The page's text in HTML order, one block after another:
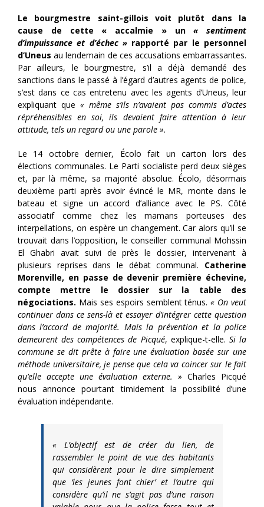
Le bourgmestre saint-gillois voit plutôt dans la
cause de cette « accalmie » un« sentiment
d’impuissance et d’échec »rapporté par le personnel
d’Uneus au lendemain de ces accusations embarrassantes.
Par ailleurs, le bourgmestre, s’il a déjà demandé des
sanctions dans le passé à l’égard d’autres agents de police,
s’est dans ce cas entretenu avec les agents d’Uneus, leur
expliquant que « même s’ils n’avaient pas commis d’actes
répréhensibles en soi, ils devaient faire attention à leur
attitude, tels un regard ou une parole ».
Le 14 octobre dernier, Écolo fait un carton lors des
élections communales. Le Parti socialiste perd deux sièges
et, par là même, sa majorité absolue. Écolo, désormais
deuxième parti après avoir évincé le MR, monte dans le
bateau et signe un accord d’alliance avec le PS. Côté
associatif comme chez les mamans porteuses des
interpellations, on espère un changement. Car alors qu’il se
trouvait dans l’opposition, le conseiller communal Mohssin
El Ghabri avait suivi de près le dossier, intervenant à
plusieurs reprises dans le débat communal. Catherine
Morenville, en passe de devenir première échevine,
compte mettre le dossier sur la table des
négociations. Mais ses espoirs semblent ténus.« On veut
continuer dans ce sens-là et essayer d’intégrer cette question
dans l’accord de majorité. Mais la prévention et la police
demeurent des compétences de Picqué, explique-t-elle. Si la
commune se dit prête à faire une évaluation basée sur une
méthode universitaire, je pense que cela va coincer sur le fait
qu’elle accepte une évaluation externe. » Charles Picqué
nous annonce pourtant timidement la possibilité d’une
évaluation indépendante.
« L’objectif est de créer du lien, de
rassembler le point de vue des habitants
qui considèrent pour le dire simplement
que ‘les jeunes font chier’ et l’autre qui
considère qu’il ne s’agit pas d’une raison